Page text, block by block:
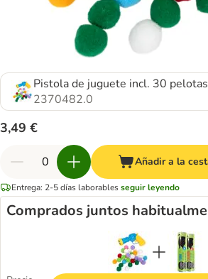
Pistola de juguete incl. 30
2370482.0
3,49 €
Añadir a la
Entrega: 2-5 días laborablesseguir leyendo
Comprados juntos